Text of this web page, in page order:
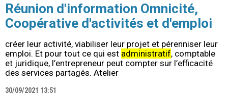
Réunion d'information Omnicité,
Coopérative d'activités et d'emploi
créer leur activité, viabiliser leur projet et pérenniser leur
emploi. Et pour tout ce qui est administratif, comptable
et juridique, l’entrepreneur peut compter sur l’efficacité
des services partagés. Atelier
30/09/2021 13:51